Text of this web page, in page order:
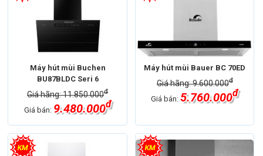
Máy hút mùi Buchen
BU87BLDC Seri 6
Giá hãng: 11.850.000đ
Giá bán: 9.480.000đ
Máy hút mùi Bauer BC 70ED
Giá hãng: 9.600.000đ
Giá bán:5.760.000đ